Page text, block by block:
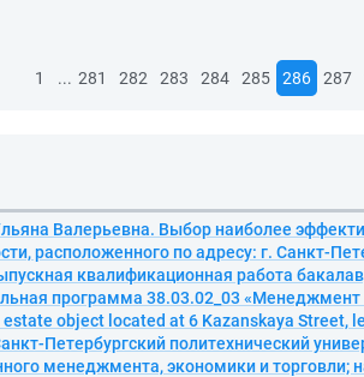
1 ... 281 282 283 284 285 286 287
Валерьевна. Выбор наиболее
расположенного по адресу: г. Санкт-
квалификационная работа
программа 38.03.02_03 «Менеджмент
object located at 6 Kazanskaya Street,
Петербургский политехнический
менеджмента, экономики и торговли;